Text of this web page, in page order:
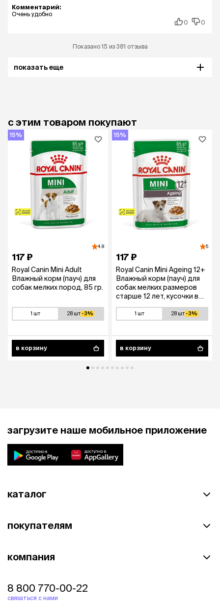
Комментарий:
Очень удобно
0
0
Показано 15 из 381 отзыва
показать еще
с этим товаром покупают
15%
4.8
117 ₽
Royal Canin Mini Adult
Влажный корм (пауч) для
собак мелких пород, 85 гр.
1 шт 28 шт -3%
в корзину
15%
5
117 ₽
Royal Canin Mini Ageing 12+
Влажный корм (пауч) для
собак мелких размеров
старше 12 лет, кусочки в
1 шт 28 шт -3%
в корзину
загрузите наше мобильное приложение
каталог
покупателям
компания
8 800 770-00-22
связаться с нами